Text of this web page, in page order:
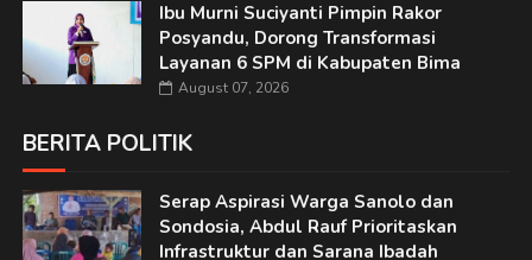
Ibu Murni Suciyanti Pimpin Rakor
Posyandu, Dorong Transformasi
Layanan 6 SPM di Kabupaten Bima
August 07, 2026
BERITA POLITIK
Serap Aspirasi Warga Sanolo dan
Sondosia, Abdul Rauf Prioritaskan
Infrastruktur dan Sarana Ibadah